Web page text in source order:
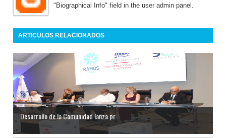
"Biographical Info" field in the user admin panel.
ARTICULOS RELACIONADOS
Desarrollo de la Comunidad lanza pr...